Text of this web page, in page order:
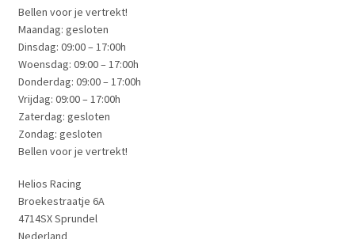
Bellen voor je vertrekt!
Maandag: gesloten
Dinsdag: 09:00 – 17:00h
Woensdag: 09:00 – 17:00h
Donderdag: 09:00 – 17:00h
Vrijdag: 09:00 – 17:00h
Zaterdag: gesloten
Zondag: gesloten
Bellen voor je vertrekt!
Helios Racing
Broekestraatje 6A
4714SX Sprundel